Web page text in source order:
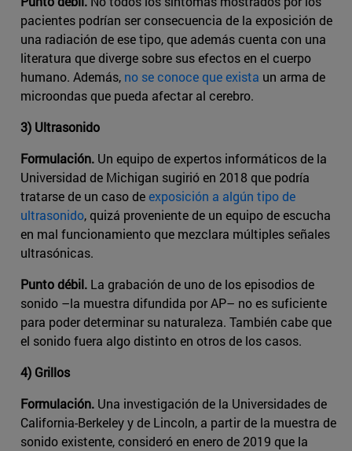
pacientes podrían ser consecuencia de la exposición de
una radiación de ese tipo, que además cuenta con una
literatura que diverge sobre sus efectos en el cuerpo
humano. Además, no se conoce que exista un arma de
microondas que pueda afectar al cerebro.
3) Ultrasonido
Formulación. Un equipo de expertos informáticos de la
Universidad de Michigan sugirió en 2018 que podría
tratarse de un caso deexposición a algún tipo de
ultrasonido, quizá proveniente de un equipo de escucha
en mal funcionamiento que mezclara múltiples señales
ultrasónicas.
Punto débil. La grabación de uno de los episodios de
sonido –la muestra difundida por AP– no es suficiente
para poder determinar su naturaleza. También cabe que
el sonido fuera algo distinto en otros de los casos.
4) Grillos
Formulación. Una investigación de la Universidades de
California-Berkeley y de Lincoln, a partir de la muestra de
sonido existente, consideró en enero de 2019 que la